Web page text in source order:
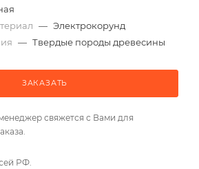
— Электрокорунд
— Твердые породы древесины
ЗАКАЗАТЬ
свяжется с Вами для
РФ.